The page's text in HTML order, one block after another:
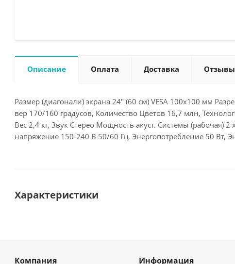
Описание Оплата Доставка Отзывы
Размер (диагонали) экрана 24" (60 см) VESA 100x100 мм
вер 170/160 градусов, Количество Цветов 16,7 млн,
Вес 2,4 кг, Звук Стерео Мощность акуст. Системы
напряжение 150-240 В 50/60 Гц, Энергопотребление 50 Вт,
Характеристики
Компания Информация